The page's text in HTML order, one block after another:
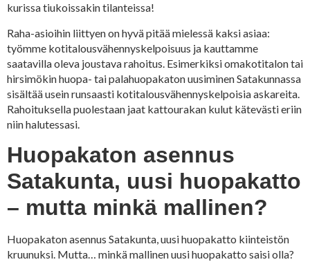
kurissa tiukoissakin tilanteissa!
Raha-asioihin liittyen on hyvä pitää mielessä kaksi asiaa:
työmme kotitalousvähennyskelpoisuus ja kauttamme
saatavilla oleva joustava rahoitus. Esimerkiksi omakotitalon tai
hirsimökin huopa- tai palahuopakaton uusiminen Satakunnassa
sisältää usein runsaasti kotitalousvähennyskelpoisia askareita.
Rahoituksella puolestaan jaat kattourakan kulut kätevästi eriin
niin halutessasi.
Huopakaton asennus
Satakunta, uusi huopakatto
– mutta minkä mallinen?
Huopakaton asennus Satakunta, uusi huopakatto kiinteistön
kruunuksi. Mutta… minkä mallinen uusi huopakatto saisi olla?